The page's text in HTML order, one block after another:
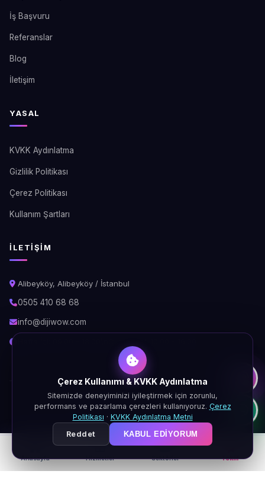
Anasayfa Hizmetler Sektörler Teklif
İş Başvuru
Referanslar
Blog
İletişim
YASAL
KVKK Aydınlatma
Gizlilik Politikası
Çerez Politikası
Kullanım Şartları
İLETIŞIM
Alibeyköy, Alibeyköy / İstanbul
0505 410 68 68
info@dijiwow.com
© 2026 DijiWOW. Tüm hakları saklıdır.
KVKK
GizlilikÇerez Şartlar
Çerez Kullanımı & KVKK Aydınlatma
Sitemizde deneyiminizi iyileştirmek için zorunlu,
performans ve pazarlama çerezleri kullanıyoruz. Çerez
Politikası · KVKK Aydınlatma Metni
Reddet
KABUL EDIYORUM